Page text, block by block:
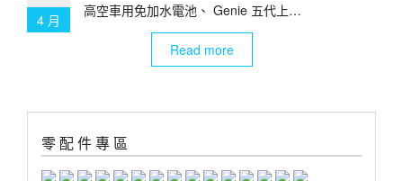
4 月
高空車用免加水電池、 Genie 五代上…
Read more
零 配 件 專 區